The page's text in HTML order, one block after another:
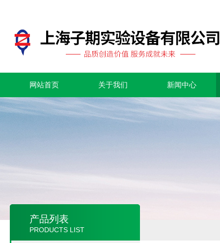
网站首页 关于我们 新闻中心
产品列表
PRODUCTS LIST